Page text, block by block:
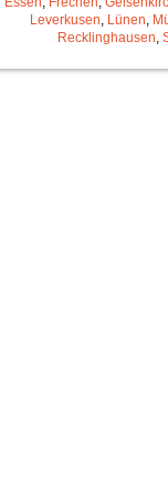
Leverkusen, Lünen,
Recklinghausen,